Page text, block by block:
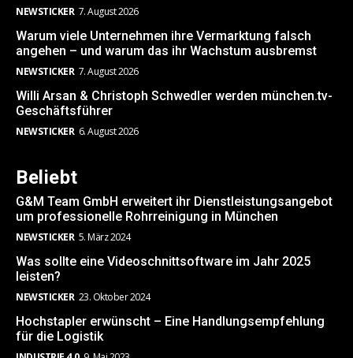
NEWSTICKER 7. August 2026
Warum viele Unternehmen ihre Vermarktung falsch
angehen – und warum das ihr Wachstum ausbremst
NEWSTICKER 7. August 2026
Willi Arsan & Christoph Schwedler werden münchen.tv-
Geschäftsführer
NEWSTICKER 6. August 2026
Beliebt
G&M Team GmbH erweitert ihr Dienstleistungsangebot
um professionelle Rohrreinigung in München
NEWSTICKER 5. März 2024
Was sollte eine Videoschnittsoftware im Jahr 2025
leisten?
NEWSTICKER 23. Oktober 2024
Hochstapler erwünscht – Eine Handlungsempfehlung
für die Logistik